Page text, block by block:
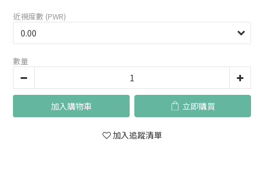
近視度數 (PWR)
數量
加入購物車 立即購買
加入追蹤清單